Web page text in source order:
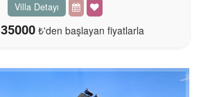
Villa Detayı
35000 ₺'den başlayan fiyatlarla